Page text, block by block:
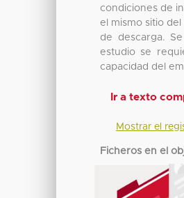
condiciones de
el mismo sitio
de descarga.
estudio se
capacidad del
Ir a texto
Mostrar el
Ficheros en el